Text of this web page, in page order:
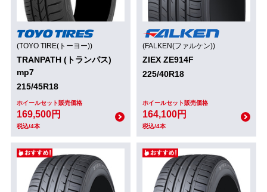
(TOYO TIRE(トーヨー))
TRANPATH (トランパス)
mp7
215/45R18
ホイールセット販売価格
169,500円
税込/4本
(FALKEN(ファルケン))
ZIEX ZE914F
225/40R18
ホイールセット販売価格
164,100円
税込/4本